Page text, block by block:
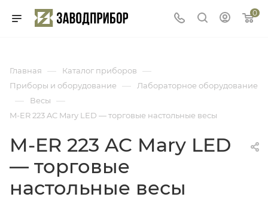
0
Главная — Каталог приборов —
Приборы и оборудование — Лабораторное оборудование
— Весы —
M-ER 223 AC Mary LED — торговые настольные весы
M-ER 223 AC Mary LED
— торговые
настольные весы